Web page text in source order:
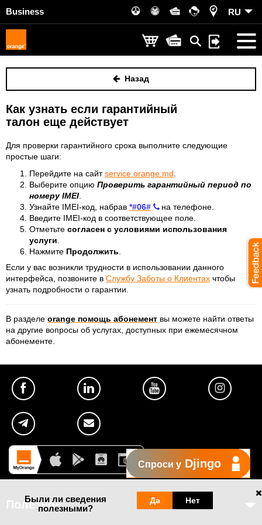
Business RU
Назад
Как узнать если гарантийный
талон еще действует
Для проверки гарантийного срока выполните следующие
простые шаги:
Перейдите на сайтservice.orange.md
Выберите опцию Проверить гарантийный период по
номеру IMEI
Узнайте IMEI-код, набрав *#06#
на телефоне.
Введите IMEI-код в соответствующее поле.
Отметьте согласен с условиями использования
услуги
Нажмите Продолжить
Если у вас возникли трудности в использовании данного
интерфейса, позвоните в Службу Заботы о Клиентах чтобы
узнать подробности о гарантии.
В разделе orange помощь абонемент вы можете найти ответы
на другие вопросы об услугах, доступных при ежемесячном
абонементе.
Были ли сведения
полезными?
Да Нет
Полезное
Спроси у Djingo